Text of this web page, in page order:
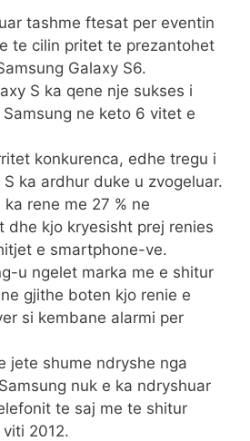
tashme ftesat per eventin
te cilin pritet te prezantohet
Galaxy S6.
S ka qene nje sukses i
ne keto 6 vitet e
konkurenca, edhe tregu i
ka ardhur duke u zvogeluar.
rene me 27 % ne
dhe kjo kryesisht prej renies
e smartphone-ve.
u ngelet marka me e shitur
gjithe boten kjo renie e
si kembane alarmi per
jete shume ndryshe nga
nuk e ka ndryshuar
te saj me te shitur
2012.